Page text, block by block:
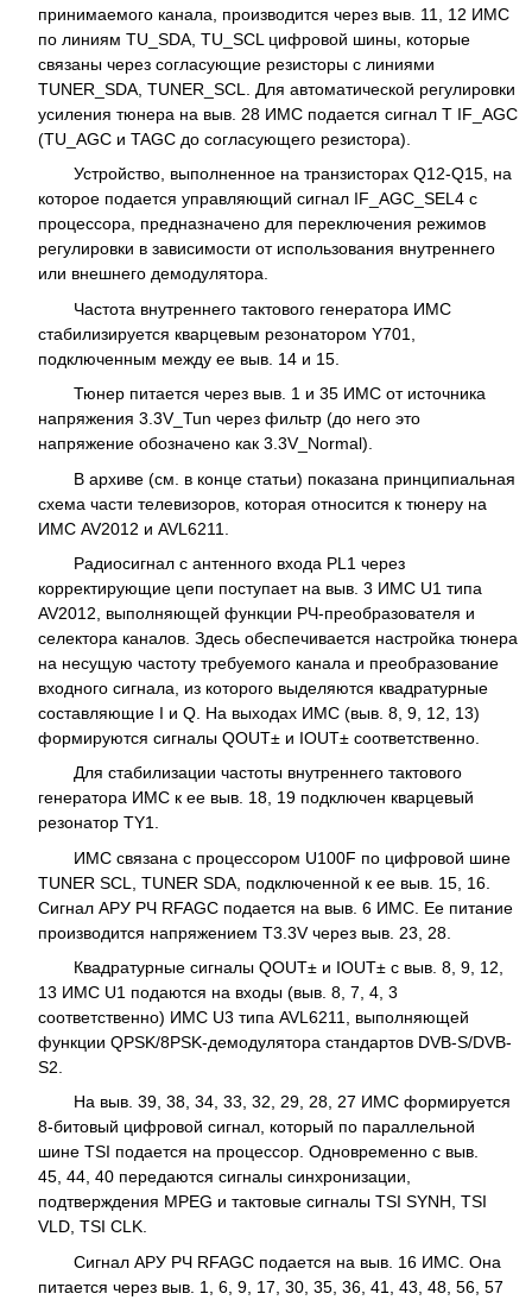
принимаемого канала, производится через выв. 11, 12 ИМС
по линиям TU_SDA, TU_SCL цифровой шины, которые
связаны через согласующие резисторы с линиями
TUNER_SDA, TUNER_SCL. Для автоматической регулировки
усиления тюнера на выв. 28 ИМС подается сигнал T IF_AGC
(TU_AGC и TAGC до согласующего резистора).
Устройство, выполненное на транзисторах Q12-Q15, на
которое подается управляющий сигнал IF_AGC_SEL4 с
процессора, предназначено для переключения режимов
регулировки в зависимости от использования внутреннего
или внешнего демодулятора.
Частота внутреннего тактового генератора ИМС
стабилизируется кварцевым резонатором Y701,
подключенным между ее выв. 14 и 15.
Тюнер питается через выв. 1 и 35 ИМС от источника
напряжения 3.3V_Tun через фильтр (до него это
напряжение обозначено как 3.3V_Normal).
В архиве (см. в конце статьи) показана принципиальная
схема части телевизоров, которая относится к тюнеру на
ИМС AV2012 и AVL6211.
Радиосигнал с антенного входа PL1 через
корректирующие цепи поступает на выв. 3 ИМС U1 типа
AV2012, выполняющей функции РЧ-преобразователя и
селектора каналов. Здесь обеспечивается настройка тюнера
на несущую частоту требуемого канала и преобразование
входного сигнала, из которого выделяются квадратурные
составляющие I и Q. На выходах ИМС (выв. 8, 9, 12, 13)
формируются сигналы QOUT± и IOUT± соответственно.
Для стабилизации частоты внутреннего тактового
генератора ИМС к ее выв. 18, 19 подключен кварцевый
резонатор TY1.
ИМС связана с процессором U100F по цифровой шине
TUNER SCL, TUNER SDA, подключенной к ее выв. 15, 16.
Сигнал АРУ РЧ RFAGC подается на выв. 6 ИМС. Ее питание
производится напряжением T3.3V через выв. 23, 28.
Квадратурные сигналы QOUT± и IOUT± с выв. 8, 9, 12,
13 ИМС U1 подаются на входы (выв. 8, 7, 4, 3
соответственно) ИМС U3 типа AVL6211, выполняющей
функции QPSK/8PSK-демодулятора стандартов DVB-S/DVB-
S2.
На выв. 39, 38, 34, 33, 32, 29, 28, 27 ИМС формируется
8-битовый цифровой сигнал, который по параллельной
шине TSI подается на процессор. Одновременно с выв.
45, 44, 40 передаются сигналы синхронизации,
подтверждения MPEG и тактовые сигналы TSI SYNH, TSI
VLD, TSI CLK.
Сигнал АРУ РЧ RFAGC подается на выв. 16 ИМС. Она
питается через выв. 1, 6, 9, 17, 30, 35, 36, 41, 43, 48, 56, 57